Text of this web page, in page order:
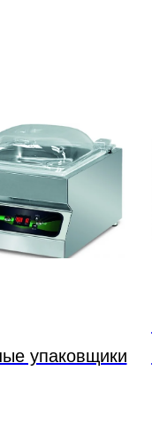
упаковщики